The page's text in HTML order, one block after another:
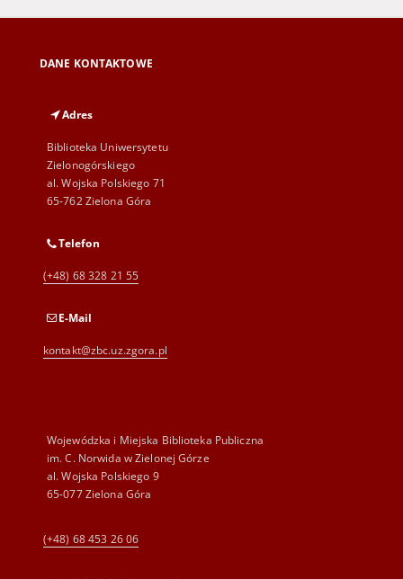
DANE KONTAKTOWE
Adres
Biblioteka Uniwersytetu
Zielonogórskiego
al. Wojska Polskiego 71
65-762 Zielona Góra
Telefon
(+48) 68 328 21 55
E-Mail
kontakt@zbc.uz.zgora.pl
Wojewódzka i Miejska Biblioteka Publiczna
im. C. Norwida w Zielonej Górze
al. Wojska Polskiego 9
65-077 Zielona Góra
(+48) 68 453 26 06